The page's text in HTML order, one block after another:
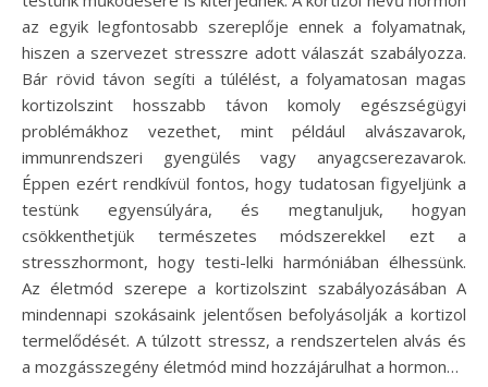
az egyik legfontosabb szereplője ennek a folyamatnak,
hiszen a szervezet stresszre adott válaszát szabályozza.
Bár rövid távon segíti a túlélést, a folyamatosan magas
kortizolszint hosszabb távon komoly egészségügyi
problémákhoz vezethet, mint például alvászavarok,
immunrendszeri gyengülés vagy anyagcserezavarok.
Éppen ezért rendkívül fontos, hogy tudatosan figyeljünk a
testünk egyensúlyára, és megtanuljuk, hogyan
csökkenthetjük természetes módszerekkel ezt a
stresszhormont, hogy testi-lelki harmóniában élhessünk.
Az életmód szerepe a kortizolszint szabályozásában A
mindennapi szokásaink jelentősen befolyásolják a kortizol
termelődését. A túlzott stressz, a rendszertelen alvás és
a mozgásszegény életmód mind hozzájárulhat a hormon…